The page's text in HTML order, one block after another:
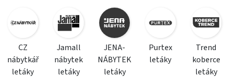
CZ
nábytkář
letáky
Jamall
nábytek
letáky
JENA-
NÁBYTEK
letáky
Purtex
letáky
Trend
koberce
letáky